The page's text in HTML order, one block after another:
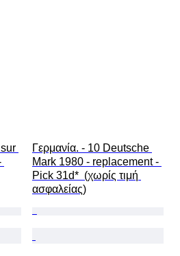
Γερμανία. - 10 Deutsche
Mark 1980 - replacement -
Pick 31d*  (χωρίς τιμή
ασφαλείας)